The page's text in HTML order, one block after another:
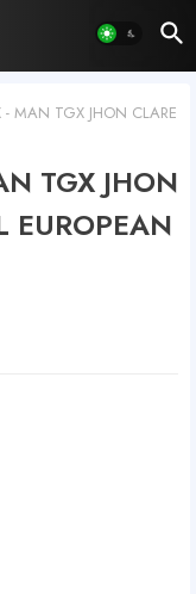
MAN TGX JHON CLARE
TGX JHON
EUROPEAN